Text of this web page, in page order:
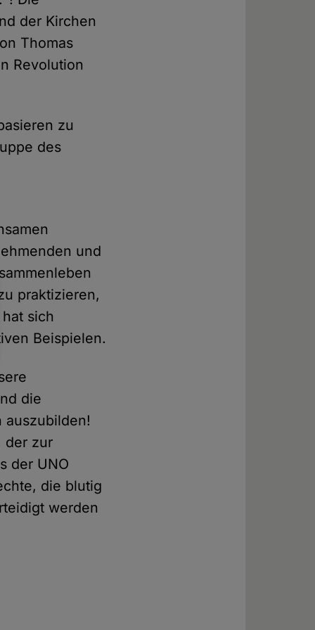
der Kirchen
Thomas
Revolution
zu
des
und
praktizieren,
sich
Beispielen.
die
auszubilden!
der zur
der UNO
die blutig
werden